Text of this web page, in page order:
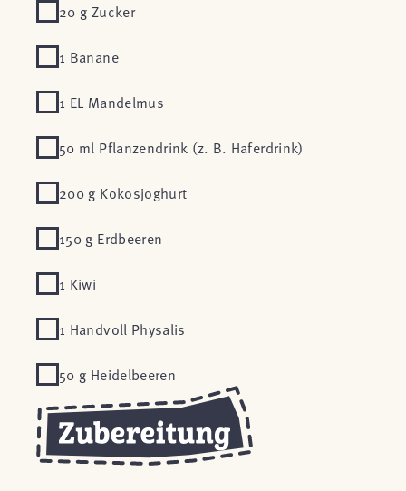
20 g Zucker
1 Banane
1 EL Mandelmus
50 ml Pflanzendrink (z. B. Haferdrink)
200 g Kokosjoghurt
150 g Erdbeeren
1 Kiwi
1 Handvoll Physalis
50 g Heidelbeeren